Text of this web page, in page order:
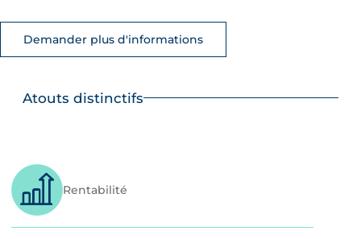
Demander plus d'informations
Atouts distinctifs
Rentabilité